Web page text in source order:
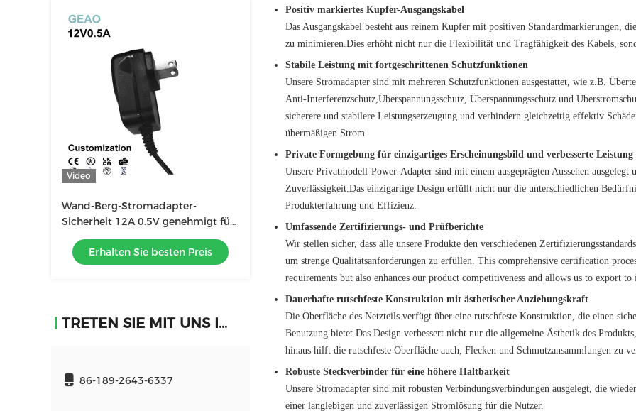
Video
Wand-Berg-Stromadapter-
Sicherheit 12A 0.5V genehmigt für
Spannungswandler
Erhalten Sie besten Preis
TRETEN SIE MIT UNS IN VERBINDUNG
86-189-2643-6337
Positiv markiertes Kupfer-Ausgangskabel
Das Ausgangskabel besteht aus reinem Kupfer mit positiven Standardmarkierungen,
zu minimieren.Dies erhöht nicht nur die Flexibilität und Tragfähigkeit des Kabels,
Stabile Leistung mit fortgeschrittenen Schutzfunktionen
Unsere Stromadapter sind mit mehreren Schutzfunktionen ausgestattet, wie z.B.
Anti-Interferenzschutz,Überspannungsschutz, Überspannungsschutz und
sicherere und stabilere Leistungserzeugung und verhindern gleichzeitig effektiv
übermäßigen Strom.
Private Formgebung für einzigartiges Erscheinungsbild und verbesserte Leistung
Unsere Privatmodell-Power-Adapter sind mit einem ausgeprägten Aussehen
Zuverlässigkeit.Das einzigartige Design erfüllt nicht nur die unterschiedlichen
Produkterfahrung und Effizienz.
Umfassende Zertifizierungs- und Prüfberichte
Wir stellen sicher, dass alle unsere Produkte den verschiedenen
um strenge Qualitätsanforderungen zu erfüllen. This comprehensive certification
requirements but also enhances our product competitiveness and allows us to export
Dauerhafte rutschfeste Konstruktion mit ästhetischer Anziehungskraft
Die Oberfläche des Netzteils verfügt über eine rutschfeste Konstruktion, die einen
Benutzung bietet.Das Design verbessert nicht nur die allgemeine Ästhetik des
hinaus hilft die rutschfeste Oberfläche auch, Flecken und Schmutzansammlungen zu
Robuste Steckverbinder für eine höhere Haltbarkeit
Unsere Stromadapter sind mit robusten Verbindungsverbindungen ausgelegt, die
einer langlebigen und zuverlässigen Stromlösung für die Nutzer.